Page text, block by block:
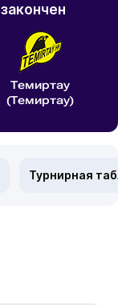
закончен
Темиртау
(Темиртау)
Турнирная